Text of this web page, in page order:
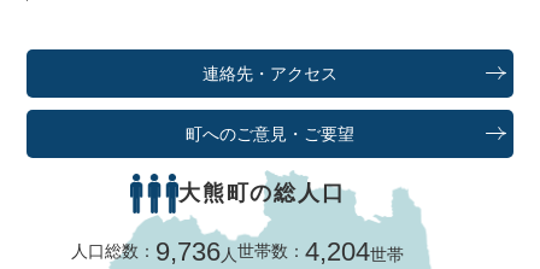
連絡先・アクセス
町へのご意見・ご要望
大熊町の総人口
人口総数： 9,736人世帯数：4,204世帯